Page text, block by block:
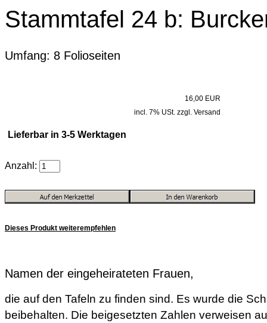
Stammtafel 24 b:
Umfang: 8 Folioseiten
16,00 EUR
incl. 7% USt. zzgl. Versand
Lieferbar in 3-5 Werktagen
Anzahl:
Dieses Produkt weiterempfehlen
Namen der eingeheirateten Frauen,
die auf den Tafeln zu finden sind. Es wurde die
beibehalten. Die beigesetzten Zahlen verweisen